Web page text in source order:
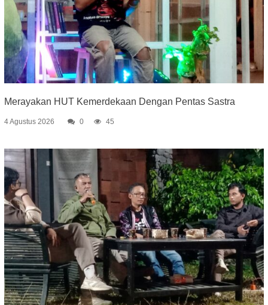
Merayakan HUT Kemerdekaan Dengan Pentas Sastra
4 Agustus 2026 0 45